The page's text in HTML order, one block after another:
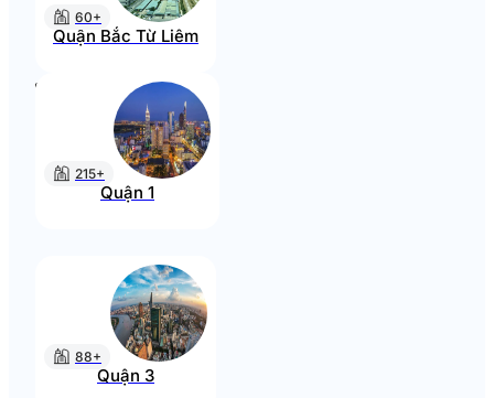
60+
Quận Bắc Từ Liêm
215+
Quận 1
88+
Quận 3